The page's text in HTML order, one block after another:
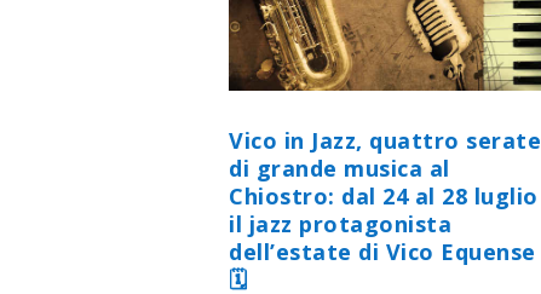
Vico in Jazz, quattro serate
di grande musica al
Chiostro: dal 24 al 28 luglio
il jazz protagonista
dell’estate di Vico Equense
🗓